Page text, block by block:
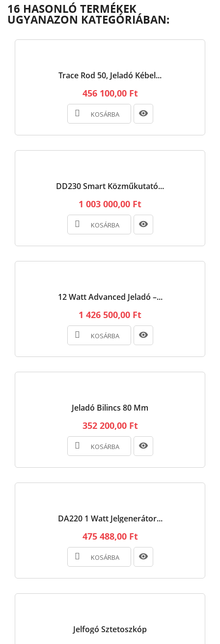
16 HASONLÓ TERMÉKEK
UGYANAZON KATEGÓRIÁBAN:
Trace Rod 50, Jeladó Kébel...
456 100,00 Ft
KOSÁRBA
DD230 Smart Közműkutató...
1 003 000,00 Ft
KOSÁRBA
12 Watt Advanced Jeladó –...
1 426 500,00 Ft
KOSÁRBA
Jeladó Bilincs 80 Mm
352 200,00 Ft
KOSÁRBA
DA220 1 Watt Jelgenerátor...
475 488,00 Ft
KOSÁRBA
Jelfogó Sztetoszkóp